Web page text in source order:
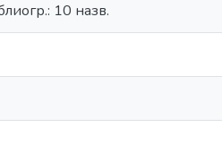
10 назв.